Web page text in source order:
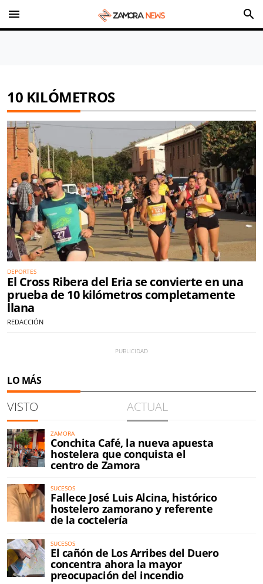
menu search
10 KILÓMETROS
DEPORTES
El Cross Ribera del Eria se convierte en una
prueba de 10 kilómetros completamente
llana
REDACCIÓN
LO MÁS
VISTO ACTUAL
ZAMORA
Conchita Café, la nueva apuesta
hostelera que conquista el
centro de Zamora
SUCESOS
Fallece José Luis Alcina, histórico
hostelero zamorano y referente
de la coctelería
SUCESOS
El cañón de Los Arribes del Duero
concentra ahora la mayor
preocupación del incendio